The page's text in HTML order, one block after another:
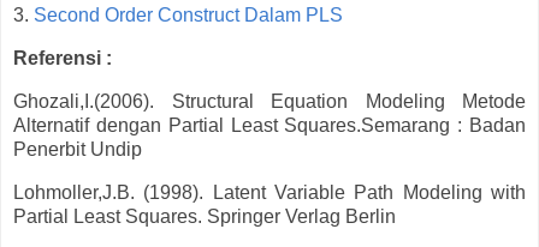
3. Second Order Construct Dalam PLS
Referensi :
Ghozali,I.(2006). Structural Equation Modeling Metode
Alternatif dengan Partial Least Squares.Semarang : Badan
Penerbit Undip
Lohmoller,J.B. (1998). Latent Variable Path Modeling with
Partial Least Squares. Springer Verlag Berlin